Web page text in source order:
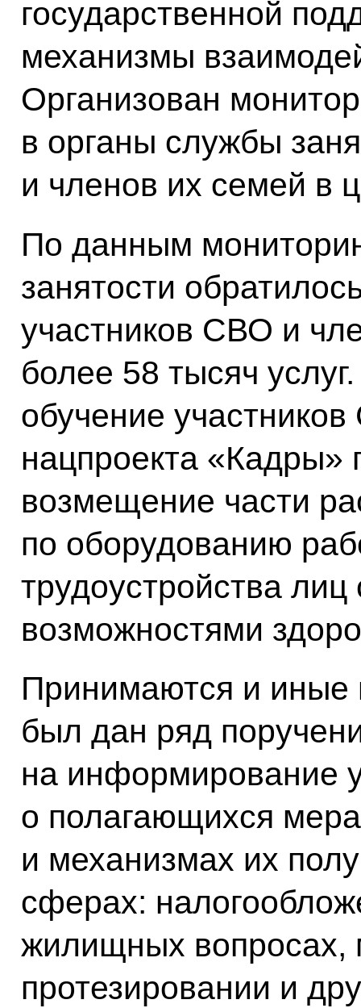
государственной
механизмы
Организован
в органы службы
и членов их семей в
По данным
занятости
участников СВО и
более 58 тысяч
обучение
нацпроекта «Кадры»
возмещение части
по оборудованию
трудоустройства
возможностями
Принимаются и иные
был дан ряд
на информирование
о полагающихся
и механизмах их
сферах:
жилищных вопросах,
протезировании и